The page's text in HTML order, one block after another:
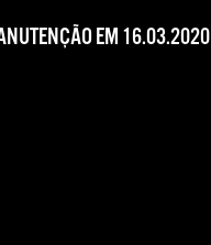
EM 16.03.2020